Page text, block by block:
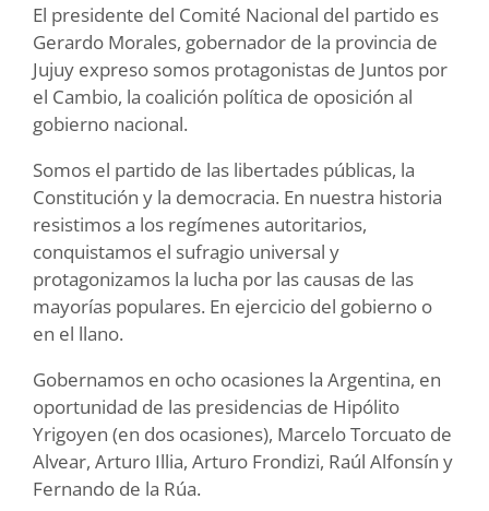
El presidente del Comité Nacional del partido es
Gerardo Morales, gobernador de la provincia de
Jujuy expreso somos protagonistas de Juntos por
el Cambio, la coalición política de oposición al
gobierno nacional.
Somos el partido de las libertades públicas, la
Constitución y la democracia. En nuestra historia
resistimos a los regímenes autoritarios,
conquistamos el sufragio universal y
protagonizamos la lucha por las causas de las
mayorías populares. En ejercicio del gobierno o
en el llano.
Gobernamos en ocho ocasiones la Argentina, en
oportunidad de las presidencias de Hipólito
Yrigoyen (en dos ocasiones), Marcelo Torcuato de
Alvear, Arturo Illia, Arturo Frondizi, Raúl Alfonsín y
Fernando de la Rúa.